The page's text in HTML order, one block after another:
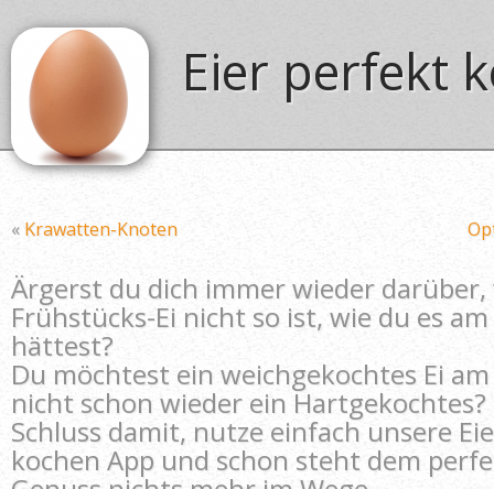
Eier perfekt
« Krawatten-Knoten
Ärgerst du dich immer wieder
Frühstücks-Ei nicht so ist, wie du es
hättest?
Du möchtest ein weichgekochtes Ei
nicht schon wieder ein Hartgekochtes?
Schluss damit, nutze einfach unsere
kochen App und schon steht dem